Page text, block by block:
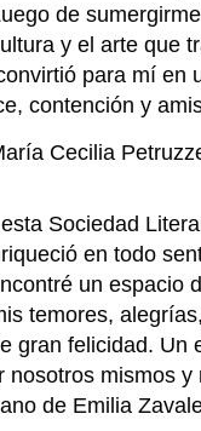
de
y el arte que
para mí en
contención y
Cecilia
Sociedad
en todo
un espacio
temores,
gran felicidad. Un
nosotros mismos y
de Emilia